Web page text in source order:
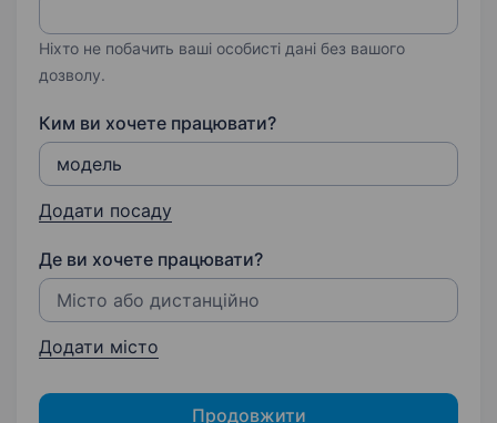
Ніхто не побачить ваші особисті дані без вашого
дозволу.
Ким ви хочете працювати?
Додати посаду
Де ви хочете працювати?
Додати місто
Продовжити